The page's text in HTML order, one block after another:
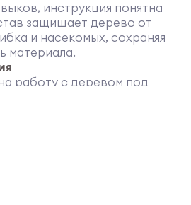
инструкция понятна
защищает дерево от
и насекомых, сохраняя
материала.
работу с деревом под
мороз и жару